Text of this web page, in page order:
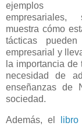
ejemplos
empresariales,
muestra cómo
tácticas
empresarial y
la importancia
necesidad de
enseñanzas de
sociedad.
Además, el libro